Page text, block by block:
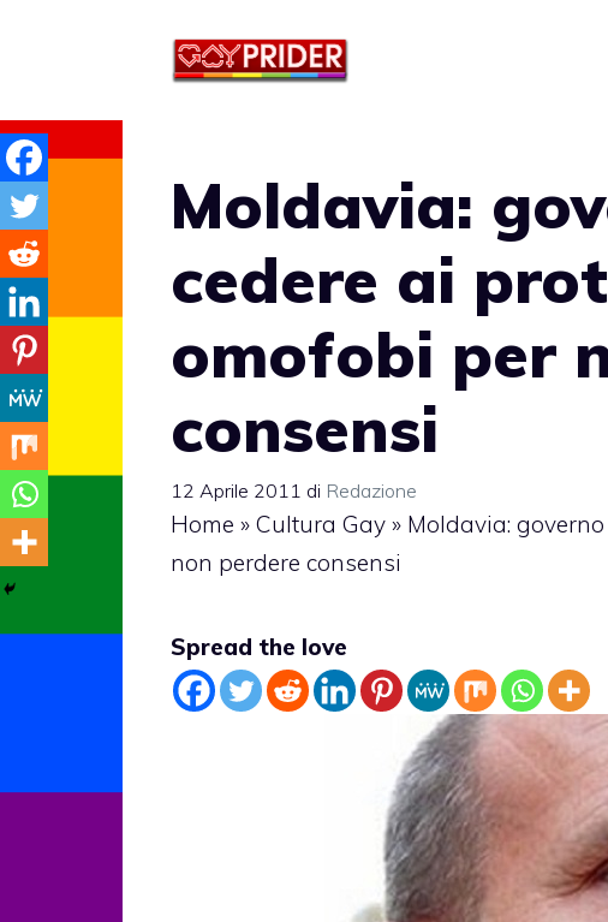
Moldavia:
cedere ai
omofobi per
consensi
12 Aprile 2011 di Redazione
Home » Cultura Gay » Moldavia:
non perdere consensi
Spread the love